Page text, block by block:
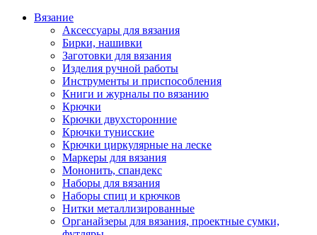
Вязание
Аксессуары для вязания
Бирки, нашивки
Заготовки для вязания
Изделия ручной работы
Инструменты и приспособления
Книги и журналы по вязанию
Крючки
Крючки двухсторонние
Крючки тунисские
Крючки циркулярные на леске
Маркеры для вязания
Мононить, спандекс
Наборы для вязания
Наборы спиц и крючков
Нитки металлизированные
Органайзеры для вязания, проектные сумки,